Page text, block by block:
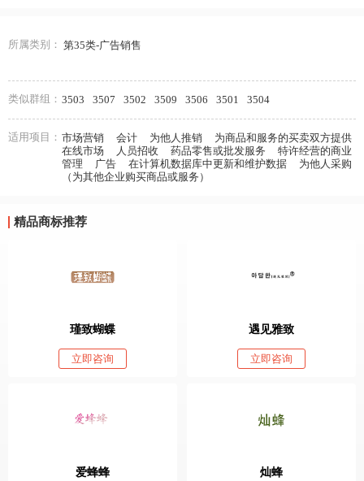
所属类别： 第35类-广告销售
类似群组： 3503 3507 3502 3509 3506 3501 3504
适用项目： 市场营销 会计 为他人推销
为商品和服务的买卖双方提供
在线市场
人员招收 药品零售或批发服务
特许经营的商业
管理
广告 在计算机数据库中更新和维护数据
为他人采购
（为其他企业购买商品或服务）
精品商标推荐
瑾致蝴蝶
立即咨询
遇见雅致
立即咨询
爱蜂蜂 灿蜂